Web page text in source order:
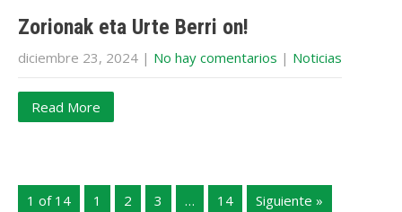
Zorionak eta Urte Berri on!
diciembre 23, 2024 | No hay comentarios | Noticias
Read More
1 of 14 1 2 3 … 14 Siguiente »